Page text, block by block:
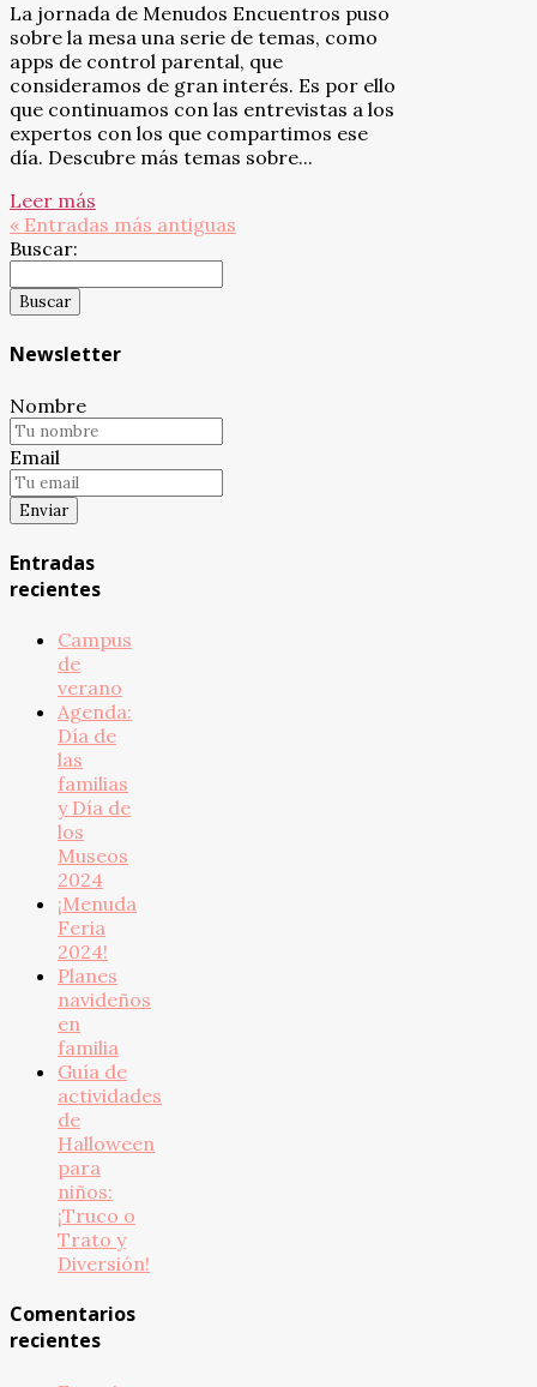
La jornada de Menudos Encuentros puso
sobre la mesa una serie de temas, como
apps de control parental, que
consideramos de gran interés. Es por ello
que continuamos con las entrevistas a los
expertos con los que compartimos ese
día. Descubre más temas sobre...
Leer más
« Entradas más antiguas
Buscar:
Newsletter
Nombre
Email
Entradas
recientes
Campus
de
verano
Agenda:
Día de
las
familias
y Día de
los
Museos
2024
¡Menuda
Feria
2024!
Planes
navideños
en
familia
Guía de
actividades
de
Halloween
para
niños:
¡Truco o
Trato y
Diversión!
Comentarios
recientes